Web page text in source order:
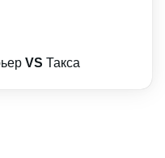
VS Такса